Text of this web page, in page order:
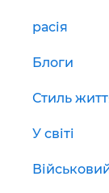
расія
Блоги
Стиль
У світі